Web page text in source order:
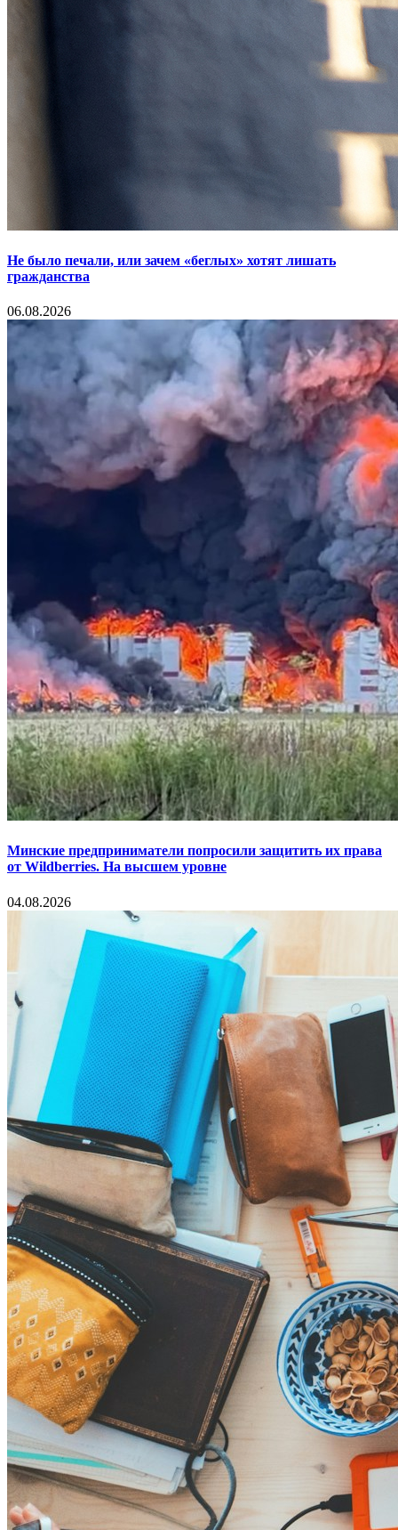
Не было печали, или зачем «беглых» хотят лишать
гражданства
06.08.2026
Минские предприниматели попросили защитить их права
от Wildberries. На высшем уровне
04.08.2026